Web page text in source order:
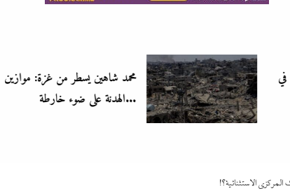
محمد شاهين يسطر من غزة: موازين
الهدنة على ضوء خارطة...
الاستثنائية؟!